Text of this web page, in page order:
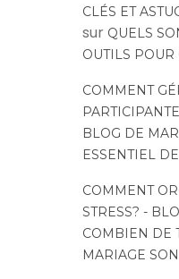
CLÉS ET
sur QUELS
OUTILS
COMMENT
BLOG DE
ESSENTIEL
COMMENT
STRESS? -
COMBIEN DE
MARIAGE